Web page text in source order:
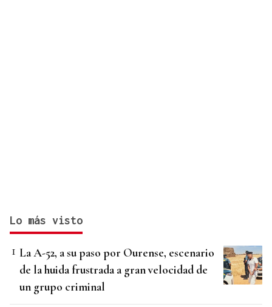
Lo más visto
La A-52, a su paso por Ourense, escenario
de la huida frustrada a gran velocidad de
un grupo criminal